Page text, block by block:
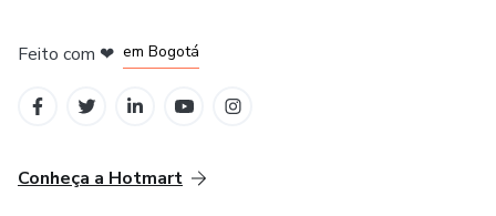
Feito com ❤ em Bogotá
Conheça a Hotmart